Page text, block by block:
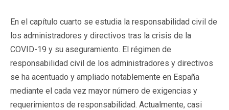
En el capítulo cuarto se estudia la responsabilidad civil de
los administradores y directivos tras la crisis de la
COVID-19 y su aseguramiento. El régimen de
responsabilidad civil de los administradores y directivos
se ha acentuado y ampliado notablemente en España
mediante el cada vez mayor número de exigencias y
requerimientos de responsabilidad. Actualmente, casi